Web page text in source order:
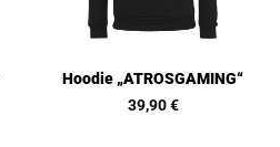
Hoodie „ATROSGAMING“
39,90€